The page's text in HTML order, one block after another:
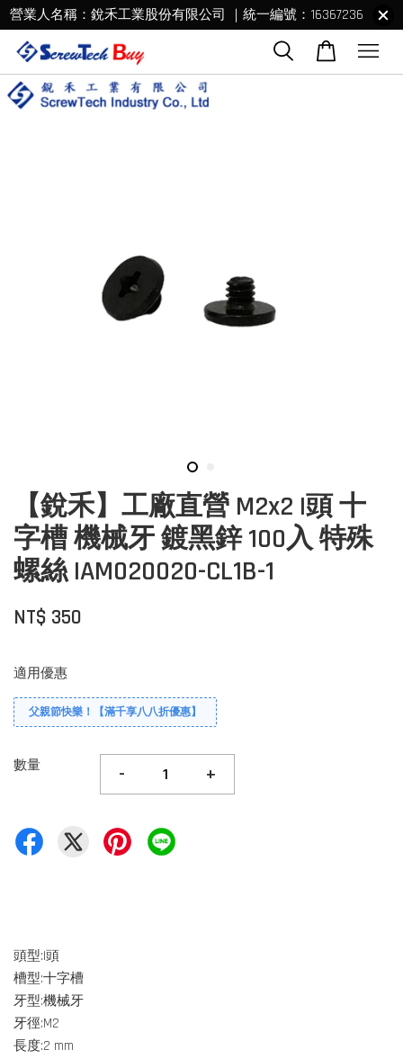
營業人名稱：銳禾工業股份有限公司 ｜統一編號：16367236
【銳禾】工廠直營 M2x2 I頭 十
字槽 機械牙 鍍黑鋅 100入 特殊
螺絲 IAM020020-CL1B-1
NT$ 350
適用優惠
父親節快樂！【滿千享八八折優惠】
數量 - +
頭型:I頭
槽型:十字槽
牙型:機械牙
牙徑:M2
長度:2 mm